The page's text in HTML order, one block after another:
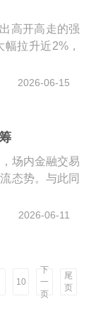
高开高走的强
拉升近2%，
2026-06-15
场内金融交易
态势。与此同
2026-06-11
10
下
一
页
尾
页